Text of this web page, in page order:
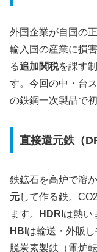
外国企業が自国の
輸入国の産業に損
る追加関税を課す
す。今回の中・台
の鉄鋼一次製品で
直接還元鉄（
鉄鉱石を高炉で溶
元して作る鉄。
ます。
HDRI は熱い
HBI は輸送・外販
脱炭素製鉄（電炉